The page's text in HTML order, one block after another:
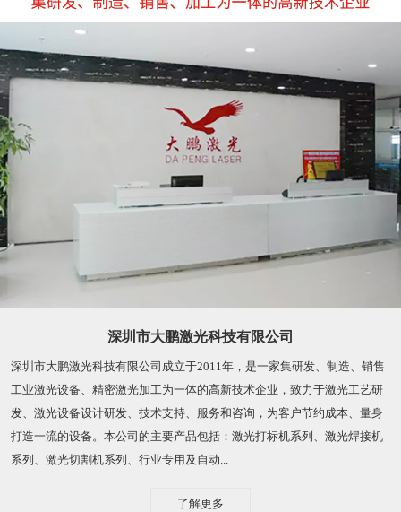
深圳市大鹏激光科技有限公司
深圳市大鹏激光科技有限公司成立于2011年，是一家集研发、制造、销售
工业激光设备、精密激光加工为一体的高新技术企业，致力于激光工艺研
发、激光设备设计研发、技术支持、服务和咨询，为客户节约成本、量身
打造一流的设备。本公司的主要产品包括：激光打标机系列、激光焊接机
系列、激光切割机系列、行业专用及自动...
了解更多